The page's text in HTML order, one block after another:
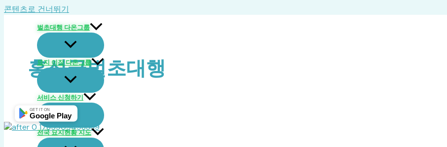
콘텐츠로 건너뛰기
벌초대행 다온그룹
묘지 이장 다온그룹
서비스 신청하기
전국 묘지현황 지도
GET IT ON
Google Play
홍성군벌초대행